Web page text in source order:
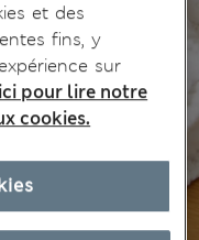
et des
fins, y
sur
pour lire notre
cookies.